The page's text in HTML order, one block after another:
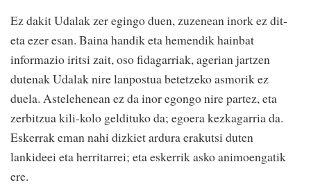
Ez dakit Udalak zer egingo duen, zuzenean inork ez dit-
eta ezer esan. Baina handik eta hemendik hainbat
informazio iritsi zait, oso fidagarriak, agerian jartzen
dutenak Udalak nire lanpostua betetzeko asmorik ez
duela. Astelehenean ez da inor egongo nire partez, eta
zerbitzua kili-kolo geldituko da; egoera kezkagarria da.
Eskerrak eman nahi dizkiet ardura erakutsi duten
lankideei eta herritarrei; eta eskerrik asko animoengatik
ere.